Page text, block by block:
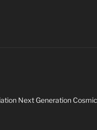
Next Generation